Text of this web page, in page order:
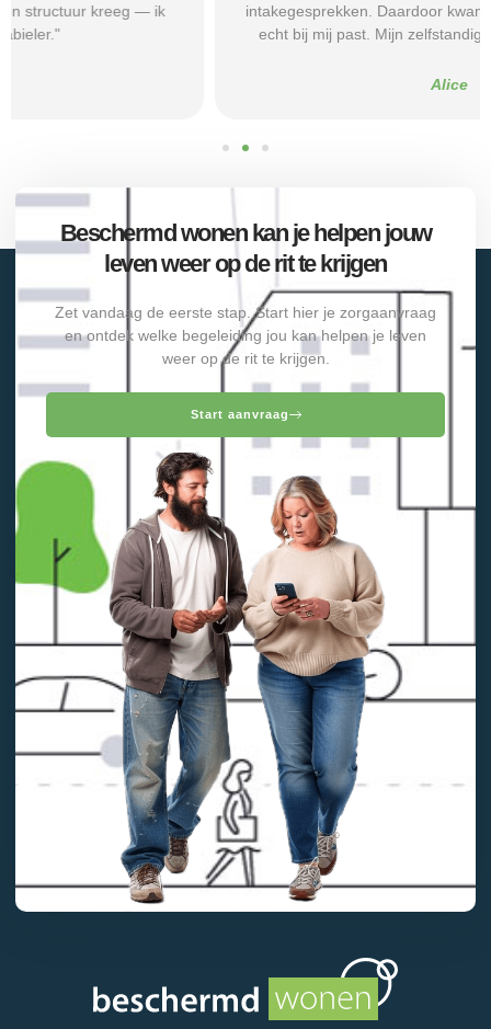
intakegesprekken. Daardoor kwam ik bij een aanbieder die
echt bij mij past. Mijn zelfstandigheid is flink verbeterd."
Beschermd wonen kan je helpen jouw
leven weer op de rit te krijgen
Zet vandaag de eerste stap. Start hier je zorgaanvraag
en ontdek welke begeleiding jou kan helpen je leven
weer op de rit te krijgen.
Start aanvraag